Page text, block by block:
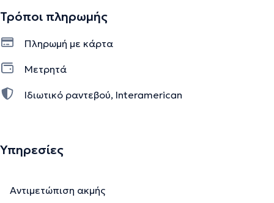
Τρόποι πληρωμής
Πληρωμή με κάρτα
Μετρητά
Ιδιωτικό ραντεβού, Interamerican
Υπηρεσίες
Αντιμετώπιση ακμής